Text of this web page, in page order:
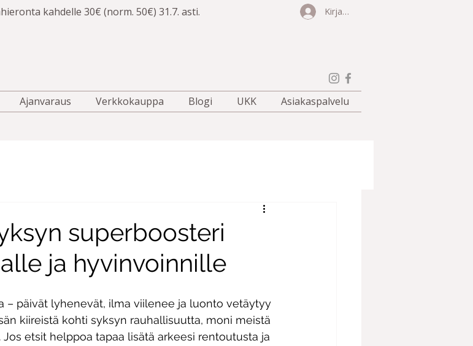
kahdelle 30€ (norm. 50€) 31.7. asti. Kirjaudu
Ajanvaraus Verkkokauppa Blogi UKK Asiakaspalvelu
superboosteri
ja hyvinvoinnille
– päivät lyhenevät, ilma viilenee ja luonto vetäytyy
kiireistä kohti syksyn rauhallisuutta, moni meistä
etsit helppoa tapaa lisätä arkeesi rentoutusta ja